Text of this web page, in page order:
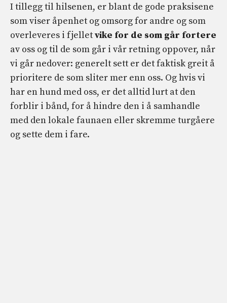
I tillegg til hilsenen, er blant de gode praksisene
som viser åpenhet og omsorg for andre og som
overleveres i fjelletvike for de som går fortere
av oss og til de som går i vår retning oppover, når
vi går nedover: generelt sett er det faktisk greit å
prioritere de som sliter mer enn oss. Og hvis vi
har en hund med oss, er det alltid lurt at den
forblir i bånd, for å hindre den i å samhandle
med den lokale faunaen eller skremme turgåere
og sette dem i fare.